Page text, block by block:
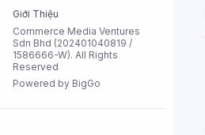
Giới Thiệu
Commerce Media Ventures
Sdn Bhd (202401040819 /
1586666-W). All Rights
Reserved
Powered by BigGo
Danh sách
thương hiệu
Tất cả cửa